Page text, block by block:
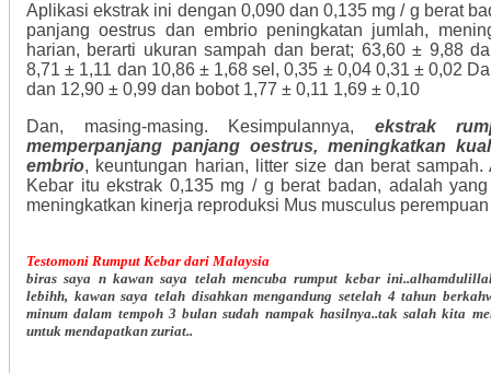
Aplikasi ekstrak ini dengan 0,090 dan 0,135 mg / g berat
panjang oestrus dan embrio peningkatan jumlah,
harian, berarti ukuran sampah dan berat; 63,60 ± 9,88
8,71 ± 1,11 dan 10,86 ± 1,68 sel, 0,35 ± 0,04 0,31 ± 0,02
dan 12,90 ± 0,99 dan bobot 1,77 ± 0,11 1,69 ± 0,10
Dan, masing-masing. Kesimpulannya, ekstrak
memperpanjang panjang oestrus, meningkatkan
embrio, keuntungan harian, litter size dan berat
Kebar itu ekstrak 0,135 mg / g berat badan, adalah
meningkatkan kinerja reproduksi Mus musculus
Testomoni Rumput Kebar dari Malaysia
biras saya n kawan saya telah mencuba rumput kebar
lebihh, kawan saya telah disahkan mengandung setelah 4 tahun
minum dalam tempoh 3 bulan sudah nampak hasilnya..tak salah kita
untuk mendapatkan zuriat..